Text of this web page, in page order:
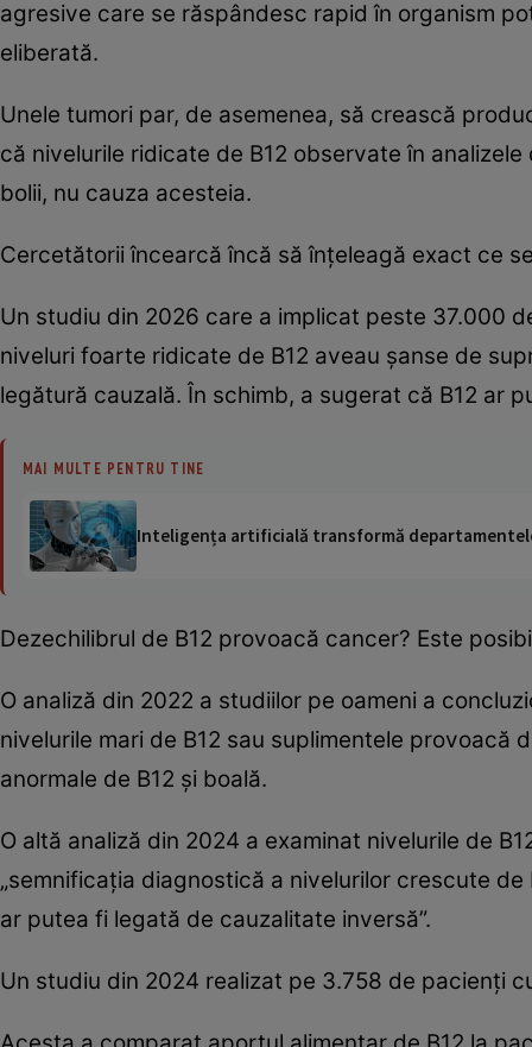
agresive care se răspândesc rapid în organism
eliberată.
Unele tumori par, de asemenea, să crească
că nivelurile ridicate de B12 observate în
bolii, nu cauza acesteia.
Cercetătorii încearcă încă să înțeleagă exact ce
Un studiu din 2026 care a implicat peste 37.000
niveluri foarte ridicate de B12 aveau șanse de
legătură cauzală. În schimb, a sugerat că B12 ar
MAI MULTE PENTRU TINE
Inteligența artificială transformă
Dezechilibrul de B12 provoacă cancer? Este
O analiză din 2022 a studiilor pe oameni a
nivelurile mari de B12 sau suplimentele
anormale de B12 și boală.
O altă analiză din 2024 a examinat nivelurile de
„semnificația diagnostică a nivelurilor crescute
ar putea fi legată de cauzalitate inversă”.
Un studiu din 2024 realizat pe 3.758 de pacienți